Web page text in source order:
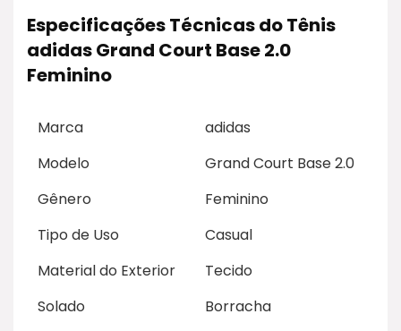
Especificações Técnicas do Tênis
adidas Grand Court Base 2.0
Feminino
Marca
adidas
Modelo
Grand Court Base 2.0
Gênero
Feminino
Tipo de Uso
Casual
Material do Exterior
Tecido
Solado
Borracha